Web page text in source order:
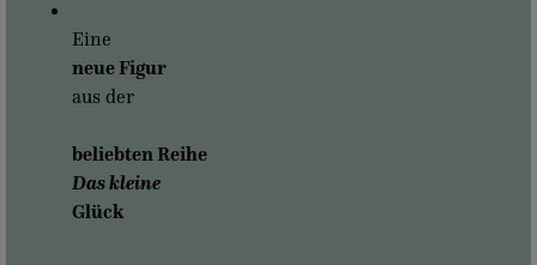
Eine
neue Figur
aus der
beliebten Reihe
Das kleine
Glück